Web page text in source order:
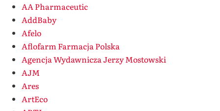
AA Pharmaceutic
AddBaby
Afelo
Aflofarm Farmacja Polska
Agencja Wydawnicza Jerzy Mostowski
AJM
Ares
ArtEco